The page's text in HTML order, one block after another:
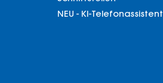
NEU - KI-Telefonassistent